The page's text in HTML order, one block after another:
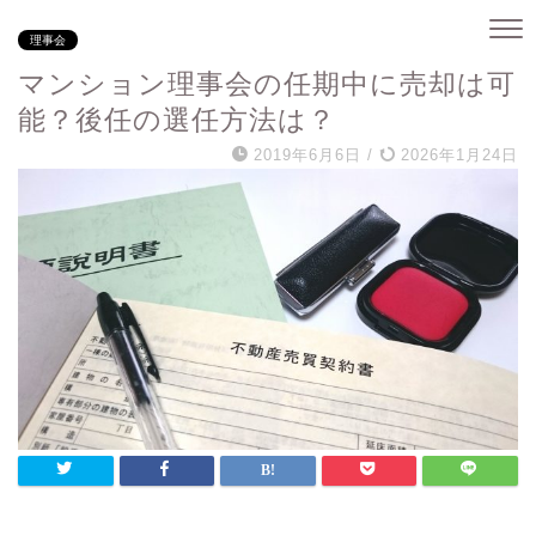
理事会
マンション理事会の任期中に売却は可
能？後任の選任方法は？
2019年6月6日 / 2026年1月24日